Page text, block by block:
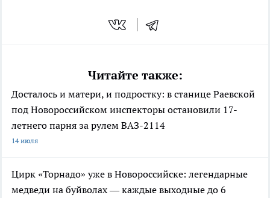
Читайте также:
Досталось и матери, и подростку: в станице Раевской
под Новороссийском инспекторы остановили 17-
летнего парня за рулем ВАЗ-2114
14 июля
Цирк «Торнадо» уже в Новороссийске: легендарные
медведи на буйволах — каждые выходные до 6